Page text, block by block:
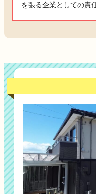
を張る企業としての責